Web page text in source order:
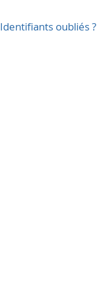
Identifiants oubliés ?